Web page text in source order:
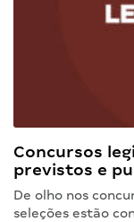
Concursos
previstos e
De olho nos
seleções estão